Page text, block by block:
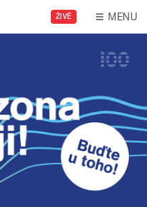
ŽIVĚ MENU